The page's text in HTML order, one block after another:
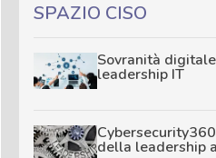
SPAZIO CISO
Sovranità
leadership IT
della leadership